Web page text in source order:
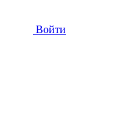
Войти